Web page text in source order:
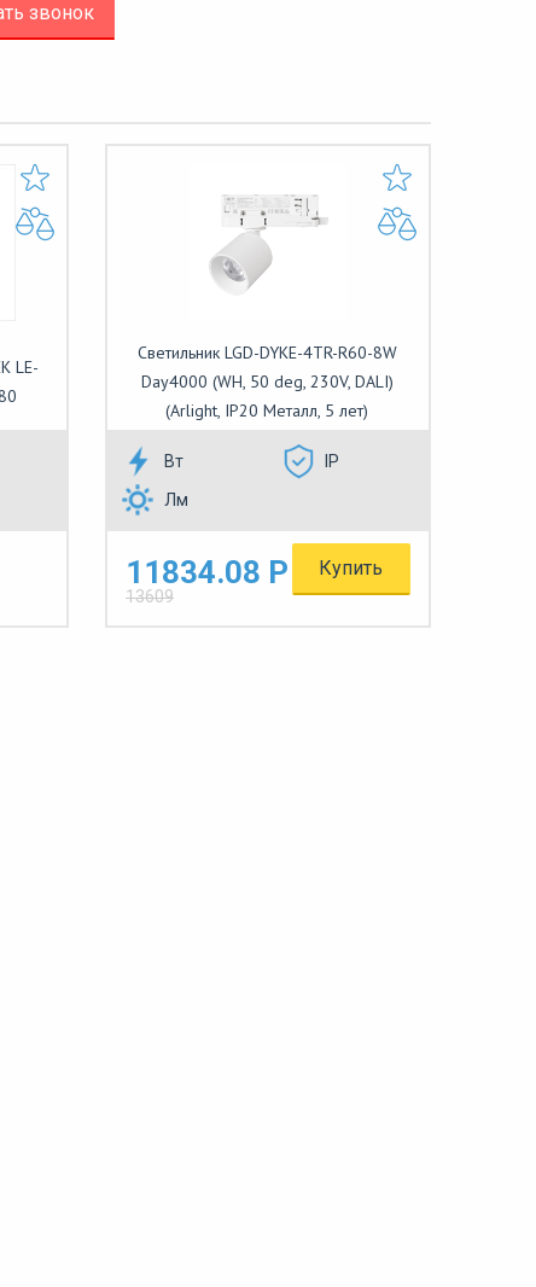
звонок
LE-
Светильник LGD-DYKE-4TR-R60-8W
Day4000 (WH, 50 deg, 230V, DALI)
(Arlight, IP20 Металл, 5 лет)
Вт
IP
Лм
11834.08 Р
13609
Купить